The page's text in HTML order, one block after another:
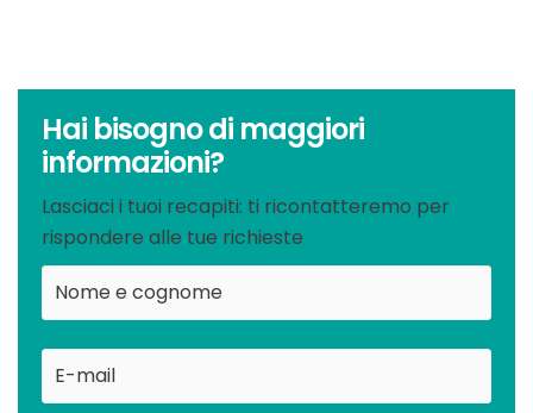
Hai bisogno di maggiori
informazioni?
Lasciaci i tuoi recapiti: ti ricontatteremo per
rispondere alle tue richieste